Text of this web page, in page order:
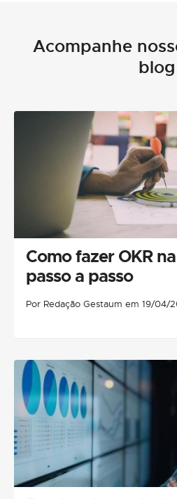
Acompanhe
blog
Como fazer OKR
passo a passo
Por Redação Gestaum em 19/04/